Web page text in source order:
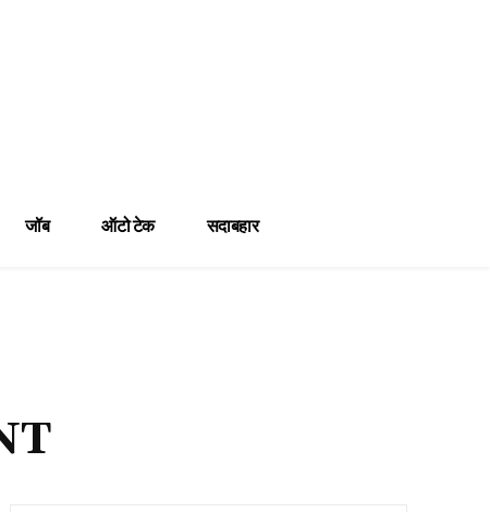
जॉब ऑटो टेक सदाबहार